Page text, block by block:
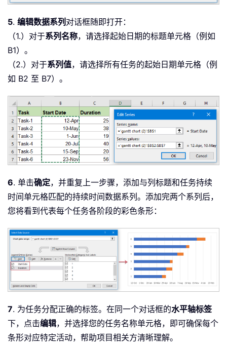
5. 编辑数据系列 对话框随即打开：
（1.）对于系列名称，请选择起始日期的标题单元格（例如
B1）。
（2.）对于系列值，请选择所有任务的起始日期单元格（例
如 B2 至 B7）。
6. 单击确定，并重复上一步骤，添加与列标题和任务持续
时间单元格匹配的持续时间数据系列。添加完两个系列后，
您将看到代表每个任务各阶段的彩色条形：
7. 为任务分配正确的标签。在同一个对话框的水平轴标签
下，点击编辑，并选择您的任务名称单元格，即可确保每个
条形对应特定活动，帮助项目相关方清晰理解。